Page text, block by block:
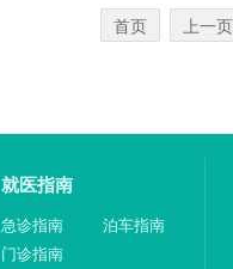
首页 上一页
就医指南
急诊指南
门诊指南
泊车指南